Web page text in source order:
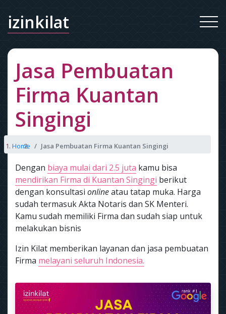
izinkilat
Jasa Pembuatan
Firma Kuantan
Singingi
Home Jasa Pembuatan Firma Kuantan Singingi
Dengan biaya mulai dari 2.5 juta kamu bisa
mendirikan Firma di Kuantan Singingi berikut
dengan konsultasi onlineatau tatap muka. Harga
sudah termasuk Akta Notaris dan SK Menteri.
Kamu sudah memiliki Firma dan sudah siap untuk
melakukan bisnis
Izin Kilat memberikan layanan dan jasa pembuatan
Firma melayani seluruh Indonesia.